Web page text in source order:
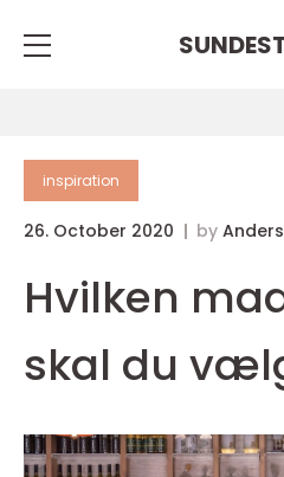
inspiration
26. October 2020 by
Hvilken
skal du